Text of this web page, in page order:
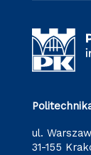
ul.
31-155